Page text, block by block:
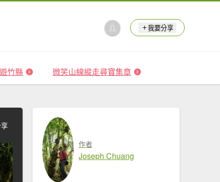
我要分享
竹縣 微笑山線縱走尋寶集章
作者
Joseph Chuang